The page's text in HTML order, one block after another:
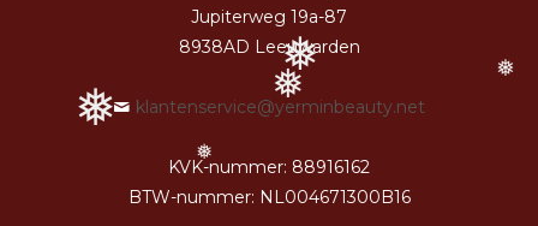
❅
❅
❅
❅ ❅
Jupiterweg 19a-87
8938AD Leeuwarden
klantenservice@yerminbeauty.net
KVK-nummer: 88916162
BTW-nummer: NL004671300B16